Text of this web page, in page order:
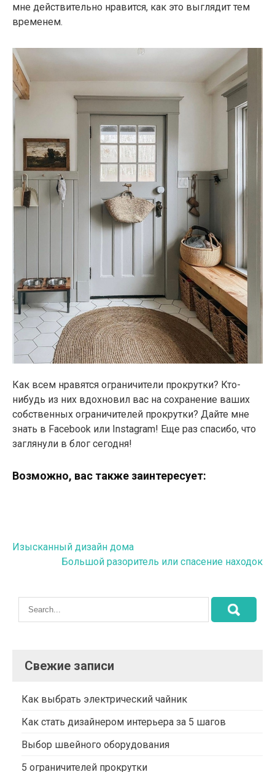
мне действительно нравится, как это выглядит тем
временем.
Как всем нравятся ограничители прокрутки? Кто-
нибудь из них вдохновил вас на сохранение ваших
собственных ограничителей прокрутки? Дайте мне
знать в Facebook или Instagram! Еще раз спасибо, что
заглянули в блог сегодня!
Возможно, вас также заинтересует:
Навигация
Изысканный дизайн дома
Большой разоритель или спасение находок
Свежие записи
Как выбрать электрический чайник
Как стать дизайнером интерьера за 5 шагов
Выбор швейного оборудования
5 ограничителей прокрутки